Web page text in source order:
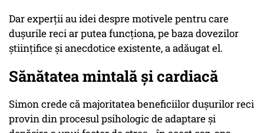
Dar experții au idei despre motivele pentru care
dușurile reci ar putea funcționa, pe baza dovezilor
științifice și anecdotice existente, a adăugat el.
Sănătatea mintală și cardiacă
Simon crede că majoritatea beneficiilor dușurilor reci
provin din procesul psihologic de adaptare și